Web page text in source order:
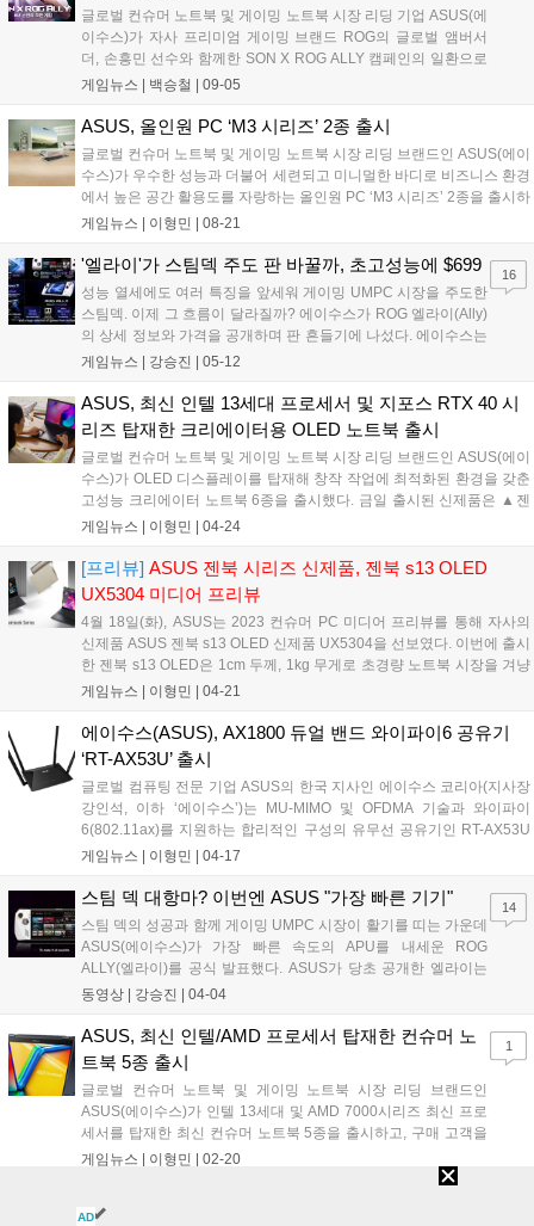
이고 있다....
글로벌 컨슈머 노트북 및 게이밍 노트북 시장 리딩 기업 ASUS(에
이수스)가 자사 프리미엄 게이밍 브랜드 ROG의 글로벌 앰버서
더, 손흥민 선수와 함께한 SON X ROG ALLY 캠페인의 일환으로
'#내 손안의 모든 게임'이라는 메시지를 담은 영상을 공개했다. 이
다. 금일 ROG 공식 홈페이지 및 공식 SNS 채널을 통해 공개되는
SON X ROG ALLY 캠페인 영상은 ROG 글로벌 앰버서더 'Team
ROG' 멤버이자 세계적인 축구선수 손흥민과 함께한 두 번째 협업
이다....
게임뉴스 | 백승철 09-05
ASUS, 올인원 PC ‘M3 시리즈’ 2종 출시
글로벌 컨슈머 노트북 및 게이밍 노트북 시장 리딩 브랜드인 ASUS(에이
수스)가 우수한 성능과 더불어 세련되고 미니멀한 바디로 비즈니스 환경
에서 높은 공간 활용도를 자랑하는 올인원 PC ‘M3 시리즈’ 2종을 출시하
고, 구매 고객을 대상으로 이벤트를 진행한다. 신제품 M3402 및 M3702
게임뉴스 | 이형민 08-21
'엘라이'가 스팀덱 주도 판 바꿀까, 초고성능에 $699
성능 열세에도 여러 특징을 앞세워 게이밍 UMPC 시장을 주도한
스팀덱. 이제 그 흐름이 달라질까? 에이수스가 ROG 엘라이(Ally)
의 상세 정보와 가격을 공개하며 판 흔들기에 나섰다. 에이수스는
11일 ROG 엘라이 런치 이벤트를 진행, 기기의 스펙과 출시 가격
공정에 8코어 16쓰레드...
게임뉴스 | 강승진 05-12
16
ASUS, 최신 인텔 13세대 프로세서 및 지포스 RTX 40 시
리즈 탑재한 크리에이터용 OLED 노트북 출시
글로벌 컨슈머 노트북 및 게이밍 노트북 시장 리딩 브랜드인 ASUS(에이
수스)가 OLED 디스플레이를 탑재해 창작 작업에 최적화된 환경을 갖춘
고성능 크리에이터 노트북 6종을 출시했다. 금일 출시된 신제품은 ▲젠
북 프로 14 듀오 OLED, ▲젠북 프로 14 OLED, ▲비보북 프로 15
게임뉴스 | 이형민 04-24
[프리뷰] ASUS 젠북 시리즈 신제품, 젠북 s13 OLED
UX5304 미디어 프리뷰
4월 18일(화), ASUS는 2023 컨슈머 PC 미디어 프리뷰를 통해 자사의
신제품 ASUS 젠북 s13 OLED 신제품 UX5304을 선보였다. 이번에 출시
한 젠북 s13 OLED은 1cm 두께, 1kg 무게로 초경량 노트북 시장을 겨냥
하는 제품이다. 플라스틱을 사용하지 않은 견고한 메탈 프레임과 알루미
게임뉴스 | 이형민 04-21
에이수스(ASUS), AX1800 듀얼 밴드 와이파이6 공유기
‘RT-AX53U’ 출시
글로벌 컴퓨팅 전문 기업 ASUS의 한국 지사인 에이수스 코리아(지사장
강인석, 이하 ‘에이수스’)는 MU-MIMO 및 OFDMA 기술과 와이파이
6(802.11ax)를 지원하는 합리적인 구성의 유무선 공유기인 RT-AX53U
를 출시한다고 전했다. 새롭게 선보이는 RT-AX53U는 최신 스마트폰 및
게임뉴스 | 이형민 04-17
스팀 덱 대항마? 이번엔 ASUS "가장 빠른 기기"
스팀 덱의 성공과 함께 게이밍 UMPC 시장이 활기를 띠는 가운데
ASUS(에이수스)가 가장 빠른 속도의 APU를 내세운 ROG
ALLY(엘라이)를 공식 발표했다. ASUS가 당초 공개한 엘라이는
만우절 장난쯤으로 여겨졌다. 공개한 날짜는 4월 1일. 여기에 이
로 치부됐다. 하지만 ASUS...
동영상 | 강승진 04-04
14
ASUS, 최신 인텔/AMD 프로세서 탑재한 컨슈머 노
트북 5종 출시
글로벌 컨슈머 노트북 및 게이밍 노트북 시장 리딩 브랜드인
ASUS(에이수스)가 인텔 13세대 및 AMD 7000시리즈 최신 프로
세서를 탑재한 최신 컨슈머 노트북 5종을 출시하고, 구매 고객을
대상으로 이벤트를 진행한다. 금일 출시된 신제품 5종 ▲젠북
14X OLED ▲젠북 14 플립 OLED ▲젠북 14 ▲비보북 15▲비보
게임뉴스 | 이형민 02-20
1
AD